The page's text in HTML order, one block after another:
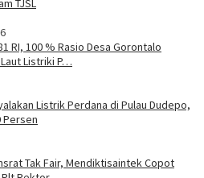
TJSL
RI, 100 % Rasio Desa Gorontalo
Listriki P…
Listrik Perdana di Pulau Dudepo,
Persen
Tak Fair, Mendiktisaintek Copot